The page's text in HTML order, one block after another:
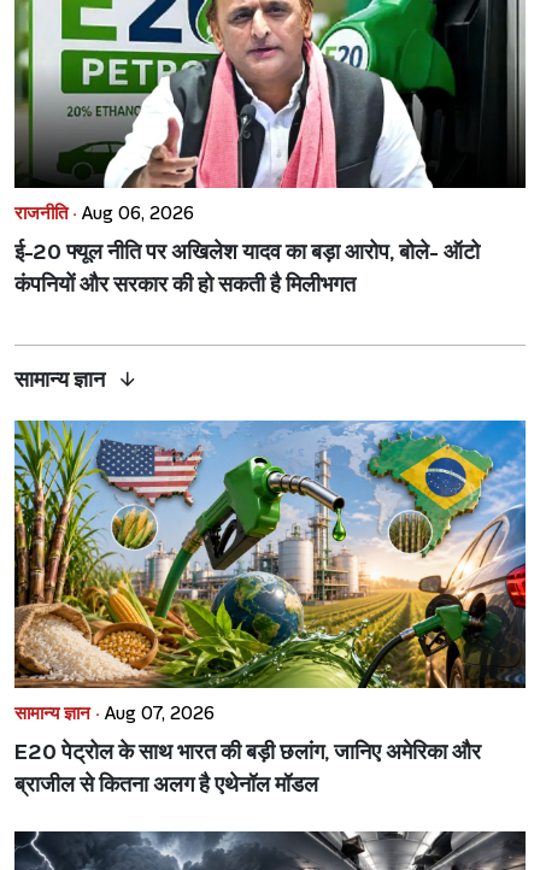
राजनीति · Aug 06, 2026
ई-20 फ्यूल नीति पर अखिलेश यादव का बड़ा आरोप, बोले- ऑटो
कंपनियों और सरकार की हो सकती है मिलीभगत
सामान्य ज्ञान
सामान्य ज्ञान · Aug 07, 2026
E20 पेट्रोल के साथ भारत की बड़ी छलांग, जानिए अमेरिका और
ब्राजील से कितना अलग है एथेनॉल मॉडल